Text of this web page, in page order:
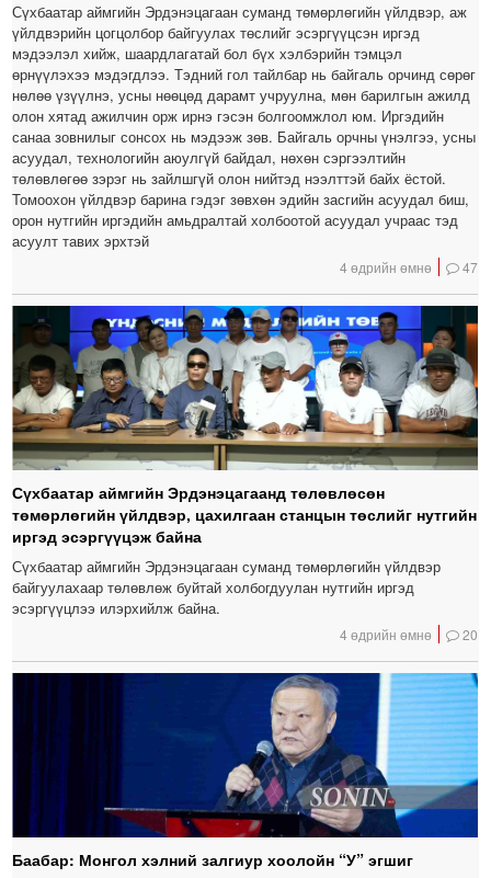
Сүхбаатар аймгийн Эрдэнэцагаан суманд төмөрлөгийн үйлдвэр, аж
үйлдвэрийн цогцолбор байгуулах төслийг эсэргүүцсэн иргэд
мэдээлэл хийж, шаардлагатай бол бүх хэлбэрийн тэмцэл
өрнүүлэхээ мэдэгдлээ. Тэдний гол тайлбар нь байгаль орчинд сөрөг
нөлөө үзүүлнэ, усны нөөцөд дарамт учруулна, мөн барилгын ажилд
олон хятад ажилчин орж ирнэ гэсэн болгоомжлол юм. Иргэдийн
санаа зовнилыг сонсох нь мэдээж зөв. Байгаль орчны үнэлгээ, усны
асуудал, технологийн аюулгүй байдал, нөхөн сэргээлтийн
төлөвлөгөө зэрэг нь зайлшгүй олон нийтэд нээлттэй байх ёстой.
Томоохон үйлдвэр барина гэдэг зөвхөн эдийн засгийн асуудал биш,
орон нутгийн иргэдийн амьдралтай холбоотой асуудал учраас тэд
асуулт тавих эрхтэй
4 өдрийн өмнө 47
Сүхбаатар аймгийн Эрдэнэцагаанд төлөвлөсөн
төмөрлөгийн үйлдвэр, цахилгаан станцын төслийг нутгийн
иргэд эсэргүүцэж байна
Сүхбаатар аймгийн Эрдэнэцагаан суманд төмөрлөгийн үйлдвэр
байгуулахаар төлөвлөж буйтай холбогдуулан нутгийн иргэд
эсэргүүцлээ илэрхийлж байна.
4 өдрийн өмнө 20
Баабар: Монгол хэлний залгиур хоолойн “У” эгшиг